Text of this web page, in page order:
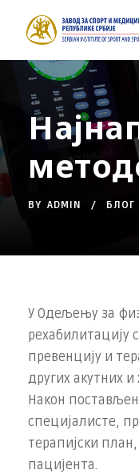
BY ADMIN БЛОГ
У Одељењу за
рехабилитацију
прeвeнциjу и
других aкутних
Након
специјалисте,
терапијски
пацијента.